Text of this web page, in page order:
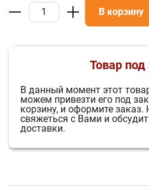
В корзину
Товар под
В данный момент этот
можем привезти его под
корзину, и оформите заказ.
свяжеться с Вами и
доставки.